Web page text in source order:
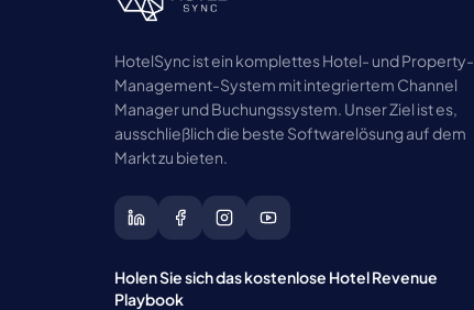
HotelSync ist ein komplettes Hotel- und Property-
Management-System mit integriertem Channel
Manager und Buchungssystem. Unser Ziel ist es,
ausschließlich die beste Softwarelösung auf dem
Markt zu bieten.
Holen Sie sich das kostenlose Hotel Revenue
Playbook